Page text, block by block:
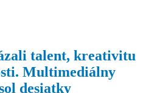
talent, kreativitu
Multimediálny
desiatky